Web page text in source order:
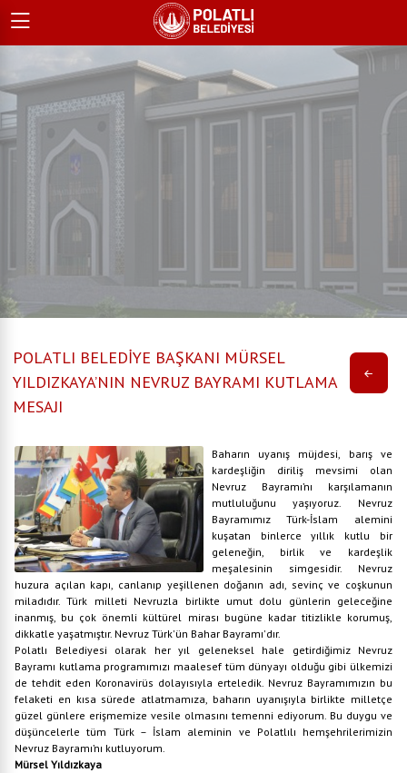
POLATLI BELEDİYE BAŞKANI MÜRSEL
YILDIZKAYA’NIN NEVRUZ BAYRAMI KUTLAMA
MESAJI
Baharın uyanış müjdesi, barış ve
kardeşliğin diriliş mevsimi olan
Nevruz Bayramı’nı karşılamanın
mutluluğunu yaşıyoruz. Nevruz
Bayramımız Türk-İslam alemini
kuşatan binlerce yıllık kutlu bir
geleneğin, birlik ve kardeşlik
meşalesinin simgesidir. Nevruz
huzura açılan kapı, canlanıp yeşillenen doğanın adı, sevinç ve coşkunun
miladıdır. Türk milleti Nevruzla birlikte umut dolu günlerin geleceğine
inanmış, bu çok önemli kültürel mirası bugüne kadar titizlikle korumuş,
dikkatle yaşatmıştır. Nevruz Türk'ün Bahar Bayramı'dır.
Polatlı Belediyesi olarak her yıl geleneksel hale getirdiğimiz Nevruz
Bayramı kutlama programımızı maalesef tüm dünyayı olduğu gibi ülkemizi
de tehdit eden Koronavirüs dolayısıyla erteledik. Nevruz Bayramımızın bu
felaketi en kısa sürede atlatmamıza, baharın uyanışıyla birlikte milletçe
güzel günlere erişmemize vesile olmasını temenni ediyorum. Bu duygu ve
düşüncelerle tüm Türk – İslam aleminin ve Polatlılı hemşehrilerimizin
Nevruz Bayramı’nı kutluyorum.
Mürsel Yıldızkaya